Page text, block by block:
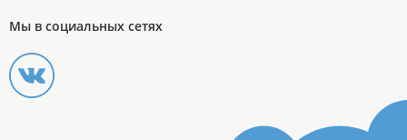
Мы в социальных сетях